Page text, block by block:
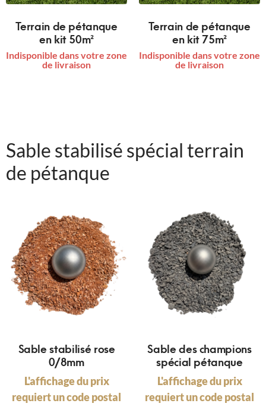
Terrain de pétanque
en kit 50m²
Indisponible dans votre zone
de livraison
Terrain de pétanque
en kit 75m²
Indisponible dans votre zone
de livraison
Sable stabilisé spécial terrain
de pétanque
Sable stabilisé rose
0/8mm
L'affichage du prix
requiert un code postal
Sable des champions
spécial pétanque
L'affichage du prix
requiert un code postal